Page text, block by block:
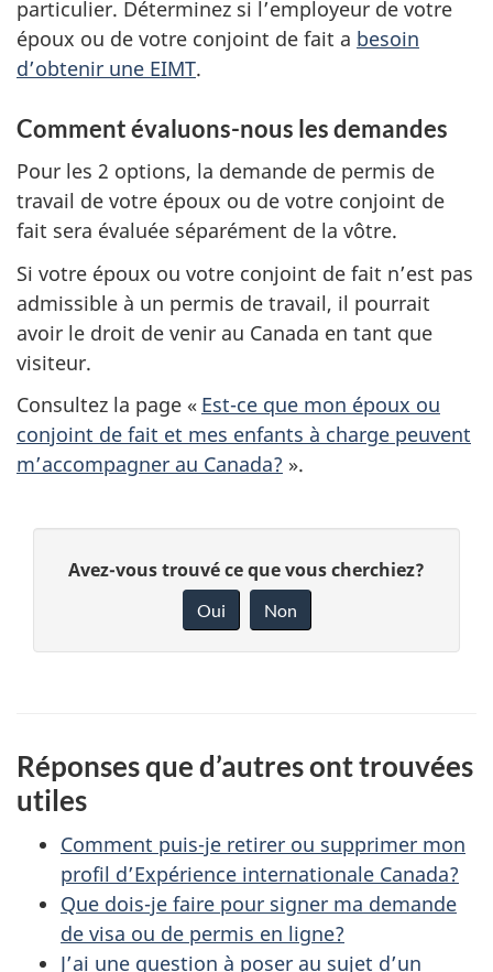
particulier. Déterminez si l’employeur de votre
époux ou de votre conjoint de fait a besoin
d’obtenir une EIMT.
Comment évaluons-nous les demandes
Pour les 2 options, la demande de permis de
travail de votre époux ou de votre conjoint de
fait sera évaluée séparément de la vôtre.
Si votre époux ou votre conjoint de fait n’est pas
admissible à un permis de travail, il pourrait
avoir le droit de venir au Canada en tant que
visiteur.
Consultez la page « Est-ce que mon époux ou
conjoint de fait et mes enfants à charge peuvent
m’accompagner au Canada? ».
t
l
s
D
v
o
t
r
e
r
Avez-vous trouvé ce que vous cherchiez?
Oui Non
Réponses que d’autres ont trouvées
utiles
Comment puis-je retirer ou supprimer mon
profil d’Expérience internationale Canada?
Que dois-je faire pour signer ma demande
de visa ou de permis en ligne?
J’ai une question à poser au sujet d’un